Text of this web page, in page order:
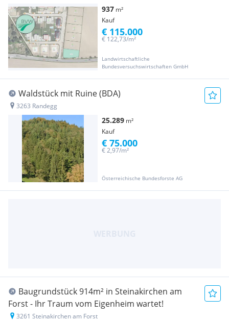
937 m²
Kauf
Landwirtschaftliche
Bundesversuchswirtschaften GmbH
€ 122,73/m²
€ 115.000
Waldstück mit Ruine (BDA)
3263 Randegg
25.289 m²
Kauf
Österreichische Bundesforste AG
€ 2,97/m²
€ 75.000
Baugrundstück 914m² in Steinakirchen am
Forst - Ihr Traum vom Eigenheim wartet!
3261 Steinakirchen am Forst